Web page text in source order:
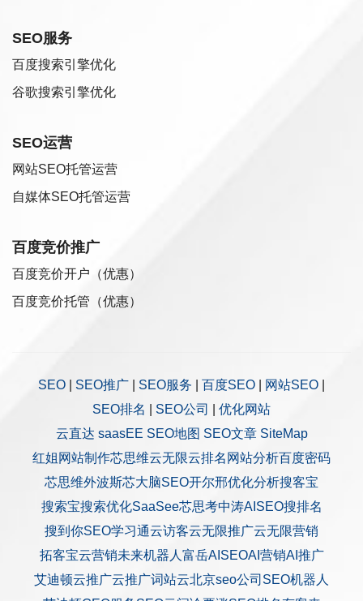
SEO服务
百度搜索引擎优化
谷歌搜索引擎优化
SEO运营
网站SEO托管运营
自媒体SEO托管运营
百度竞价推广
百度竞价开户（优惠）
百度竞价托管（优惠）
SEO SEO推广 SEO服务 百度SEO 网站SEO
SEO排名
SEO公司
优化网站
云直达 saasEE SEO地图 SEO文章 SiteMap
红姐网站制作芯思维云无限云排名 网站分析百度密码
芯思维外波斯芯大脑SEO开尔邢优化分析搜客宝
搜索宝搜索优化SaaSee芯思考中涛AISEO搜排名
搜到你SEO学习通云访客云无限推广云无限营销
拓客宝云营销未来机器人 富岳AISEOAI营销AI推广
艾迪顿云推广云推广词站云北京seo公司 SEO机器人